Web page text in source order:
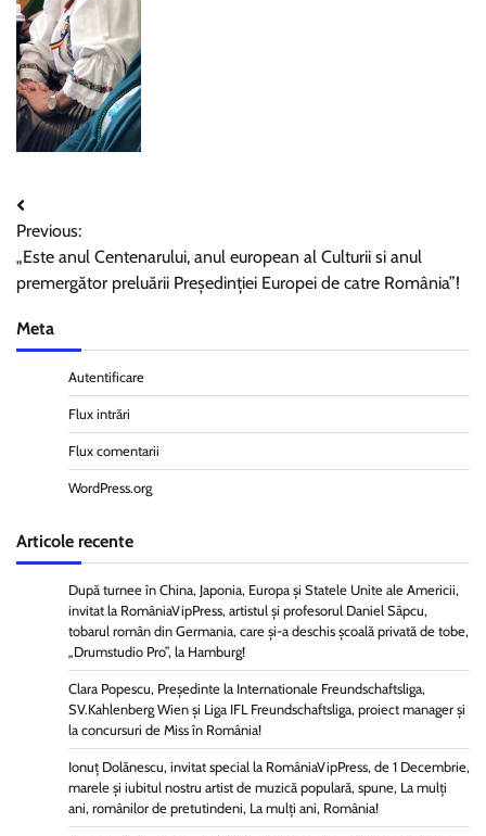
Navigare
în
articole
Previous:
„Este anul Centenarului, anul european al Culturii si anul
premergător preluării Președinției Europei de catre România”!
Meta
Autentificare
Flux intrări
Flux comentarii
WordPress.org
Articole recente
După turnee în China, Japonia, Europa și Statele Unite ale Americii,
invitat la RomâniaVipPress, artistul și profesorul Daniel Sâpcu,
tobarul român din Germania, care și-a deschis școală privată de tobe,
„Drumstudio Pro”, la Hamburg!
Clara Popescu, Președinte la Internationale Freundschaftsliga,
SV.Kahlenberg Wien şi Liga IFL Freundschaftsliga, proiect manager și
la concursuri de Miss în România!
Ionuț Dolănescu, invitat special la RomâniaVipPress, de 1 Decembrie,
marele și iubitul nostru artist de muzică populară, spune, La mulți
ani, românilor de pretutindeni, La mulți ani, România!